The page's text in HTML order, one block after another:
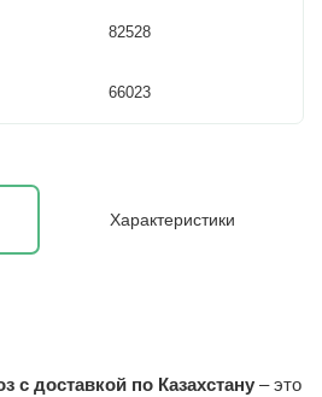
82528
66023
Характеристики
с доставкой по Казахстану – это